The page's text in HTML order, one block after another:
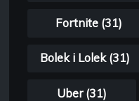
Fortnite (31)
Bolek i Lolek (31)
Uber (31)